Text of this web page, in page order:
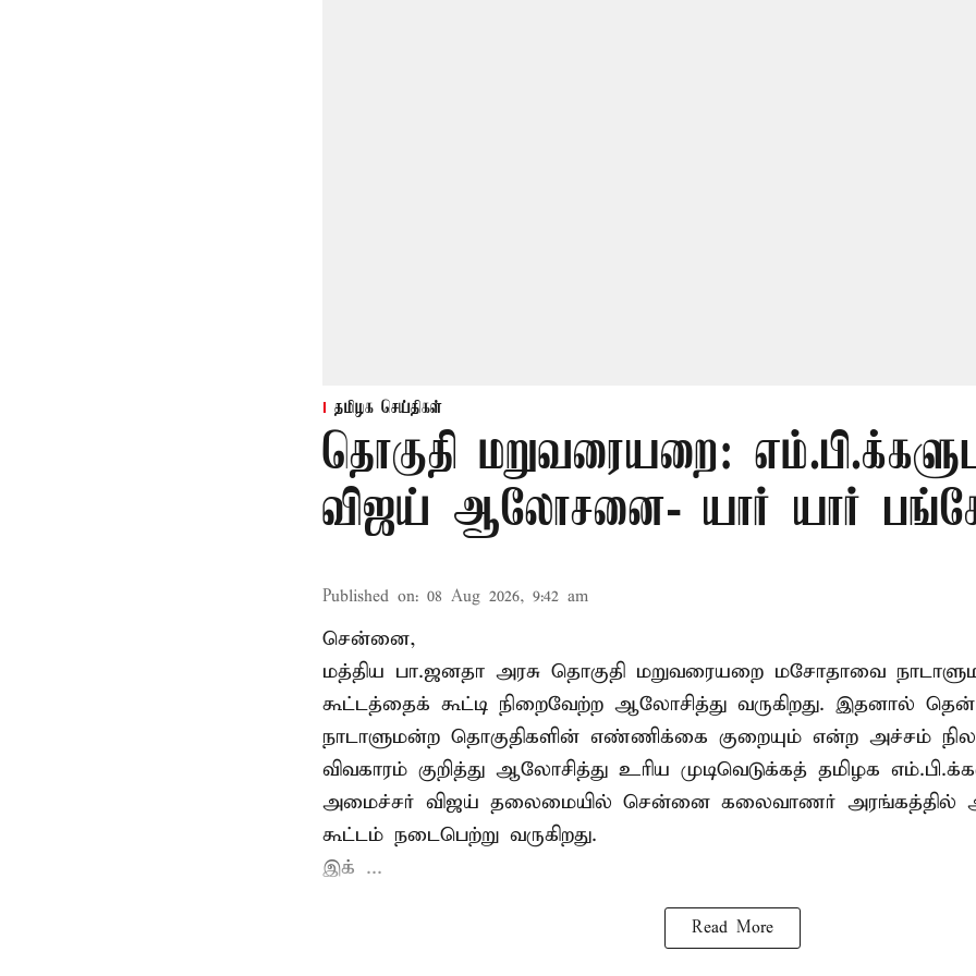
தமிழக செய்திகள்
தொகுதி மறுவரையறை:
விஜய் ஆலோசனை- யார் யார்
Published on: 08 Aug 2026, 9:42 am
சென்னை,
மத்திய பா.ஜனதா அரசு தொகுதி மறுவரையறை மசோதாவை
கூட்டத்தைக் கூட்டி நிறைவேற்ற ஆலோசித்து வருகிறது. இதனால்
நாடாளுமன்ற தொகுதிகளின் எண்ணிக்கை குறையும் என்ற அச்சம்
விவகாரம் குறித்து ஆலோசித்து உரிய முடிவெடுக்கத் தமிழக
அமைச்சர் விஜய் தலைமையில் சென்னை கலைவாணர்
கூட்டம் நடைபெற்று வருகிறது.
இக் ...
Read More